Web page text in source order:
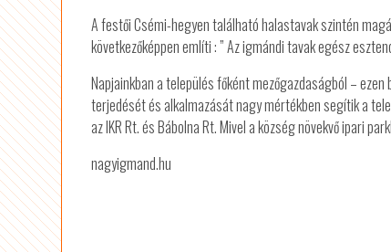
A festői Csémi-hegyen található halastavak szintén
következőképpen említi : ” Az igmándi tavak egész
Napjainkban a település főként mezőgazdaságból –
terjedését és alkalmazását nagy mértékben segítik a
az IKR Rt. és Bábolna Rt. Mivel a község növekvő ipari
nagyigmand.hu